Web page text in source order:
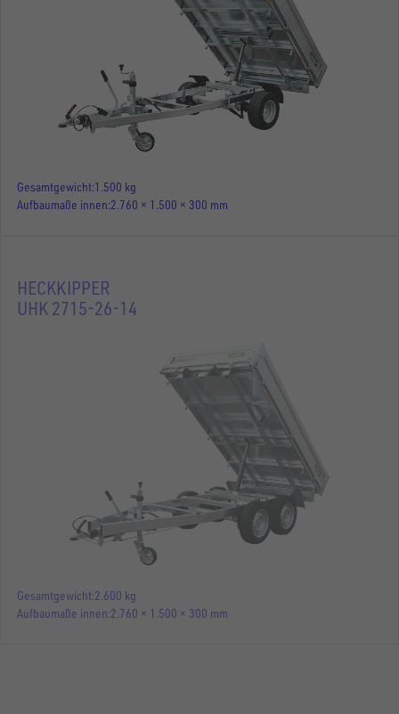
Gesamtgewicht 1.500 kg
Aufbaumaße innen 2.760 × 1.500 × 300 mm
HECKKIPPER
UHK 2715-26-14
Gesamtgewicht 2.600 kg
Aufbaumaße innen 2.760 × 1.500 × 300 mm